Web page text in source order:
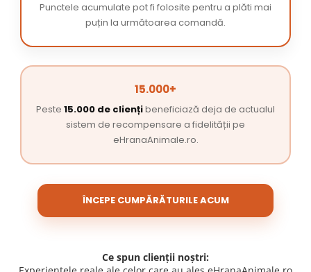
Punctele acumulate pot fi folosite pentru a plăti mai
puțin la următoarea comandă.
15.000+
Peste 15.000 de cliențibeneficiază deja de actualul
sistem de recompensare a fidelității pe
eHranaAnimale.ro.
ÎNCEPE CUMPĂRĂTURILE ACUM
Ce spun clienții noștri: